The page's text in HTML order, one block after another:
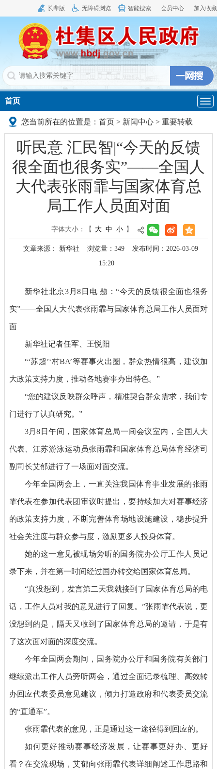
长辈版 无障碍浏览 智能搜索 会员中心 加入收藏
导
航
首页
您当前所在的位置是： 首页> 新闻中心 > 重要转载
听民意 汇民智|“今天的反馈
很全面也很务实”——全国人
大代表张雨霏与国家体育总
局工作人员面对面
字体大小： 【 大 中 小 】
文章来源： 新华社 浏览量： 349
发布时间：2026-03-09
15:20
新华社北京3月8日电 题：“今天的反馈很全面也很务
实”——全国人大代表张雨霏与国家体育总局工作人员面对
面
新华社记者任军、王悦阳
“‘苏超’‘村BA’等赛事火出圈，群众热情很高，建议加
大政策支持力度，推动各地赛事办出特色。”
“您的建议反映群众呼声，精准契合群众需求，我们专
门进行了认真研究。”
3月8日午间，国家体育总局一间会议室内，全国人大
代表、江苏游泳运动员张雨霏和国家体育总局体育经济司
副司长艾郁进行了一场面对面交流。
今年全国两会上，一直关注我国体育事业发展的张雨
霏代表在参加代表团审议时提出，要持续加大对赛事经济
的政策支持力度，不断完善体育场地设施建设，稳步提升
社会关注度与群众参与度，激励更多人投身体育。
她的这一意见被现场旁听的国务院办公厅工作人员记
录下来，并在第一时间经过国办转交给国家体育总局。
“真没想到，发言第二天我就接到了国家体育总局的电
话，工作人员对我的意见进行了回复。”张雨霏代表说，更
没想到的是，隔天又收到了国家体育总局的邀请，于是有
了这次面对面的深度交流。
今年全国两会期间，国务院办公厅和国务院有关部门
继续派出工作人员旁听两会，通过全面记录梳理、高效转
办回应代表委员意见建议，倾力打造政府和代表委员交流
的“直通车”。
张雨霏代表的意见，正是通过这一途径得到回应的。
如何更好推动赛事经济发展，让赛事更好办、更好
看？在交流现场，艾郁向张雨霏代表详细阐述工作思路和